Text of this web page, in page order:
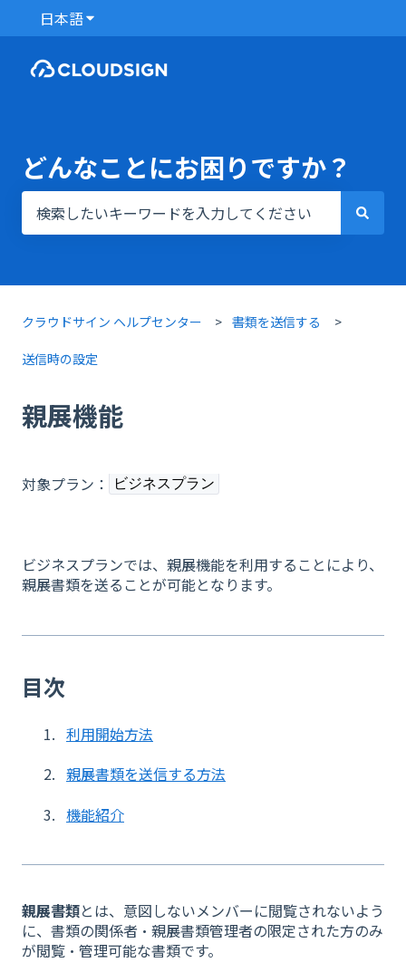
日本語翻訳のサブメニューを表示
どんなことにお困りですか？
クラウドサイン ヘルプセンター 書類を送信する
送信時の設定
親展機能
対象プラン： ビジネスプラン
ビジネスプランでは、親展機能を利用することにより、
親展書類を送ることが可能となります。
目次
利用開始方法
親展書類を送信する方法
機能紹介
親展書類とは、意図しないメンバーに閲覧されないよう
に、書類の関係者・親展書類管理者の限定された方のみ
が閲覧・管理可能な書類です。